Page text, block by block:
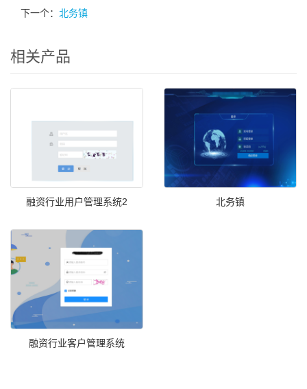
下一个： 北务镇
相关产品
融资行业用户管理系统2 北务镇
融资行业客户管理系统